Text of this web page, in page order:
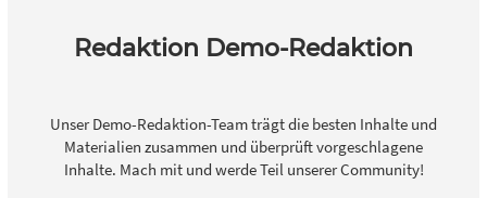
Redaktion Demo-Redaktion
Unser Demo-Redaktion-Team trägt die besten Inhalte und
Materialien zusammen und überprüft vorgeschlagene
Inhalte. Mach mit und werde Teil unserer Community!